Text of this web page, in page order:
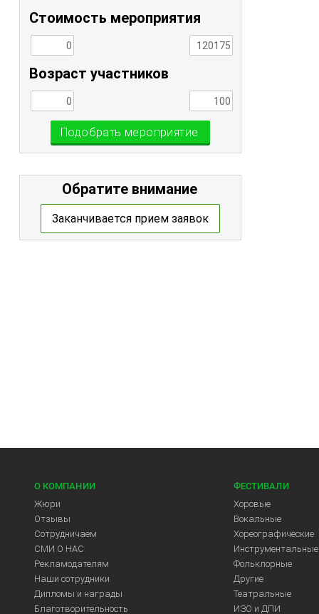
Стоимость мероприятия
Возраст участников
Подобрать мероприятие
Обратите внимание
Заканчивается прием заявок
О КОМПАНИИ
Жюри
Отзывы
Сотрудничаем
СМИ О НАС
Рекламодателям
Наши сотрудники
Дипломы и награды
Благотворительность
ФЕСТИВАЛИ
Хоровые
Вокальные
Хореографические
Инструментальные
Фольклорные
Другие
Театральные
ИЗО и ДПИ
Арт-Центр